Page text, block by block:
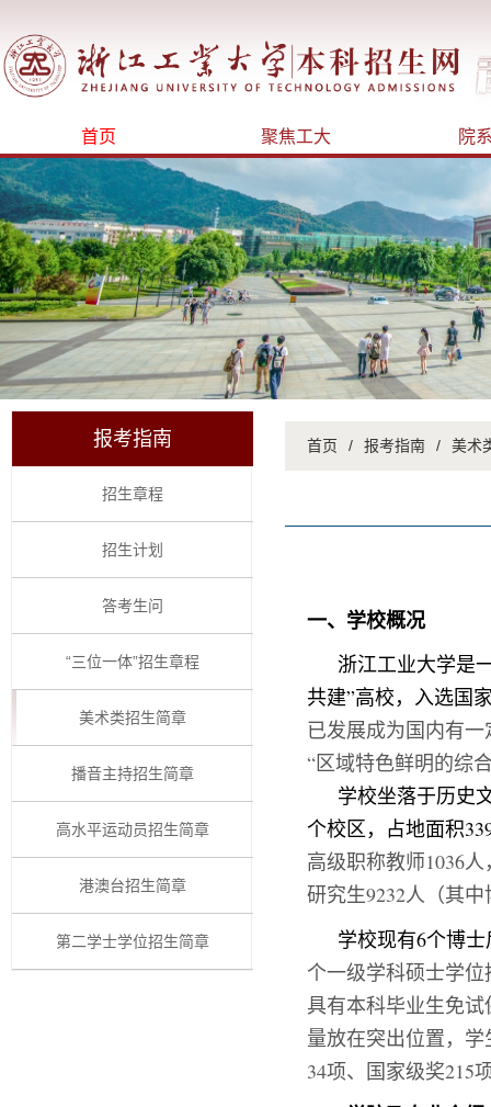
首页 聚焦工大 院
报考指南
招生章程
招生计划
答考生问
“三位一体”招生章程
美术类招生简章
播音主持招生简章
高水平运动员招生简章
港澳台招生简章
第二学士学位招生简章
首页 / 报考指南 / 美术
一、学校概况
浙江工业大学是
共建”高校，入选国
已发展成为国内有
“区域特色鲜明的综
学校坐落于历史
个校区，占地面积
高级职称教师1036人
研究生9232人（其
学校现有6个博
个一级学科硕士学位
具有本科毕业生免
量放在突出位置，
34项、国家级奖215